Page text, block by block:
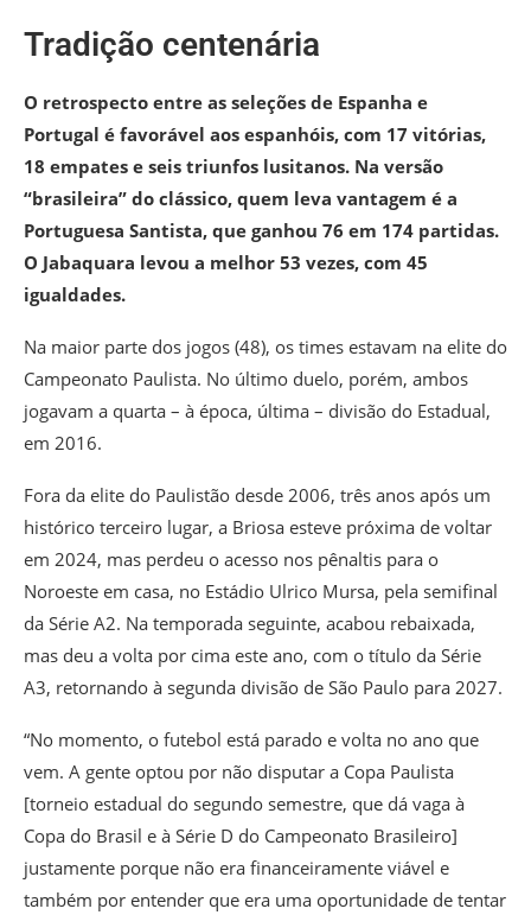
Tradição centenária
O retrospecto entre as seleções de Espanha e
Portugal é favorável aos espanhóis, com 17 vitórias,
18 empates e seis triunfos lusitanos. Na versão
“brasileira” do clássico, quem leva vantagem é a
Portuguesa Santista, que ganhou 76 em 174 partidas.
O Jabaquara levou a melhor 53 vezes, com 45
igualdades.
Na maior parte dos jogos (48), os times estavam na elite do
Campeonato Paulista. No último duelo, porém, ambos
jogavam a quarta – à época, última – divisão do Estadual,
em 2016.
Fora da elite do Paulistão desde 2006, três anos após um
histórico terceiro lugar, a Briosa esteve próxima de voltar
em 2024, mas perdeu o acesso nos pênaltis para o
Noroeste em casa, no Estádio Ulrico Mursa, pela semifinal
da Série A2. Na temporada seguinte, acabou rebaixada,
mas deu a volta por cima este ano, com o título da Série
A3, retornando à segunda divisão de São Paulo para 2027.
“No momento, o futebol está parado e volta no ano que
vem. A gente optou por não disputar a Copa Paulista
[torneio estadual do segundo semestre, que dá vaga à
Copa do Brasil e à Série D do Campeonato Brasileiro]
justamente porque não era financeiramente viável e
também por entender que era uma oportunidade de tentar